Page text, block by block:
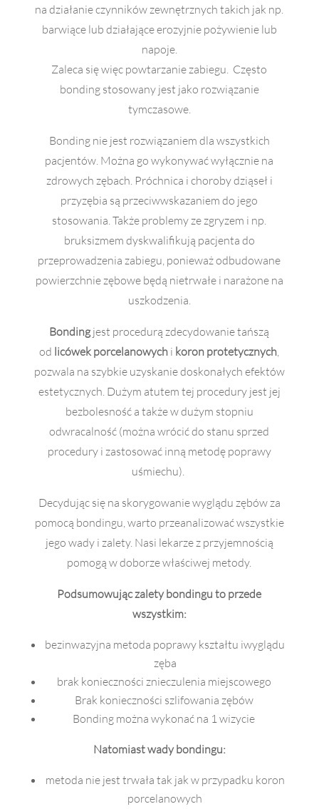
na działanie czynników zewnętrznych takich jak np.
barwiące lub działające erozyjnie pożywienie lub
napoje.
Zaleca się więc powtarzanie zabiegu. Często
bonding stosowany jest jako rozwiązanie
tymczasowe.
Bonding nie jest rozwiązaniem dla wszystkich
pacjentów. Można go wykonywać wyłącznie na
zdrowych zębach. Próchnica i choroby dziąseł i
przyzębia są przeciwwskazaniem do jego
stosowania. Także problemy ze zgryzem i np.
bruksizmem dyskwalifikują pacjenta do
przeprowadzenia zabiegu, ponieważ odbudowane
powierzchnie zębowe będą nietrwałe i narażone na
uszkodzenia.
Bondingjest procedurą zdecydowanie tańszą
od licówek porcelanowych i koron protetycznych,
pozwala na szybkie uzyskanie doskonałych efektów
estetycznych. Dużym atutem tej procedury jest jej
bezbolesność a także w dużym stopniu
odwracalność (można wrócić do stanu sprzed
procedury i zastosować inną metodę poprawy
uśmiechu).
Decydując się na skorygowanie wyglądu zębów za
pomocą bondingu, warto przeanalizować wszystkie
jego wady i zalety. Nasi lekarze z przyjemnością
pomogą w doborze właściwej metody.
Podsumowując zalety bondingu to przede
wszystkim:
bezinwazyjna metoda poprawy kształtu iwyglądu
zęba
brak konieczności znieczulenia miejscowego
Brak konieczności szlifowania zębów
Bonding można wykonać na 1 wizycie
Natomiast wady bondingu:
metoda nie jest trwała tak jak w przypadku koron
porcelanowych